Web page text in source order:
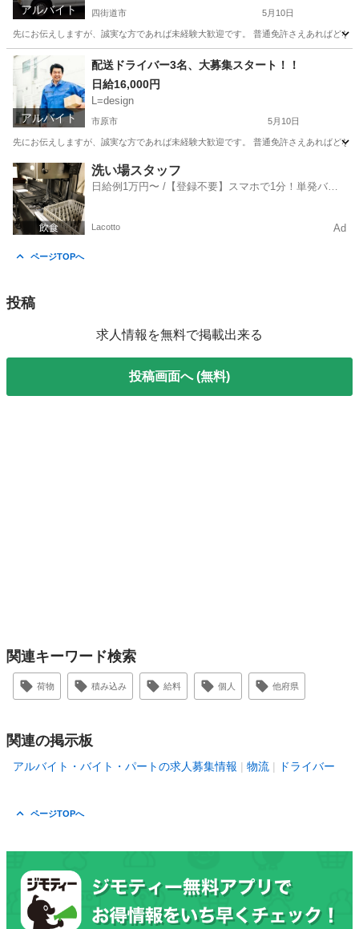
アルバイト 四街道市 5月10日
先にお伝えしますが、誠実な方であれば未経験大歓迎です。 普通免許さえあればど
千葉 ドライバー 荷物
アルバイト
配送ドライバー3名、大募集スタート！！
日給16,000円
L=design
市原市 5月10日
先にお伝えしますが、誠実な方であれば未経験大歓迎です。 普通免許さえあればど
千葉 市原市 ドライバー 荷物
洗い場スタッフ
日給例1万円〜 /【登録不要】スマホで1分！単発バイ
Lacotto Ad
ページTOPへ
投稿
求人情報を無料で掲載出来る
投稿画面へ (無料)
関連キーワード検索
荷物 積み込み 給料 個人 他府県
関連の掲示板
アルバイト・バイト・パートの求人募集情報 物流 ドライバー
ページTOPへ